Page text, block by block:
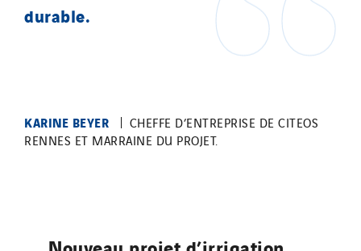
durable.
KARINE BEYER
CHEFFE D’ENTREPRISE DE CITEOS
RENNES ET MARRAINE DU PROJET.